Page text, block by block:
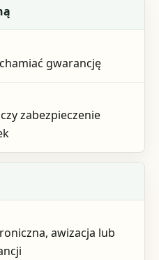
gwarancję
zabezpieczenie
awizacja lub